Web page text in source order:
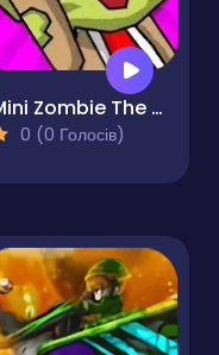
Mini Zombie The Invasion
0 (0 Голосів)